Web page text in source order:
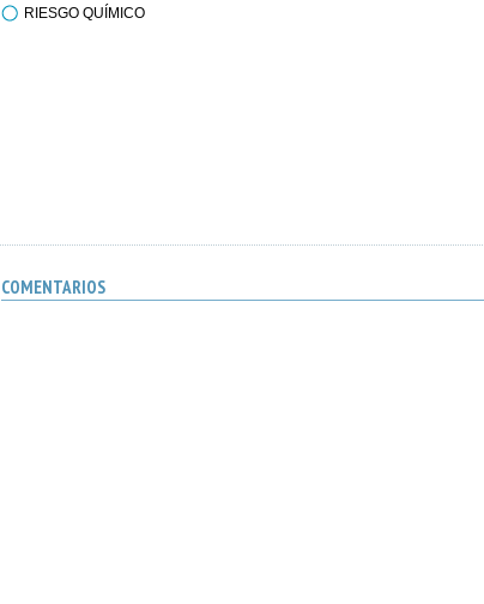
RIESGO QUÍMICO
COMENTARIOS